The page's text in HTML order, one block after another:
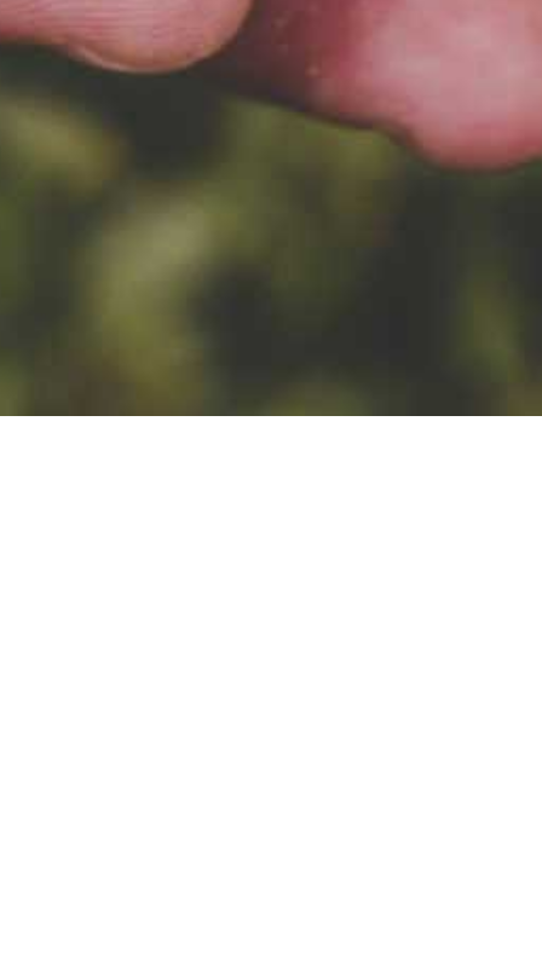
2024-08-28
NASZE PIWA
BEZALKOHOLOWE PO RAZ
PIERWSZY W SKLEPACH LIDL!
Nasze piwa bezalkolowe po raz
pierwszy na półkach LIDLa!